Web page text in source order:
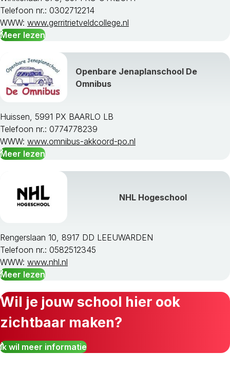
Telefoon nr.: 0302712214
WWW: www.gerritrietveldcollege.nl
Meer lezen
Openbare Jenaplanschool De
Omnibus
Huissen, 5991 PX BAARLO LB
Telefoon nr.: 0774778239
WWW: www.omnibus-akkoord-po.nl
Meer lezen
NHL Hogeschool
Rengerslaan 10, 8917 DD LEEUWARDEN
Telefoon nr.: 0582512345
WWW: www.nhl.nl
Meer lezen
Wil je jouw school hier ook
zichtbaar maken?
Ik wil meer informatie